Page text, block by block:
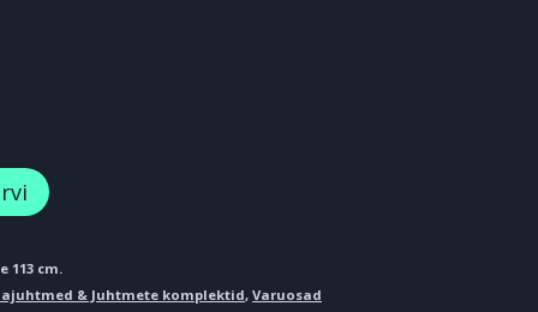
113 cm.
& Juhtmete komplektid,Varuosad